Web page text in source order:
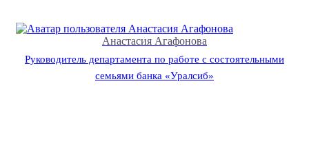
Анастасия Агафонова
Руководитель департамента по работе с состоятельными
семьями банка «Уралсиб»